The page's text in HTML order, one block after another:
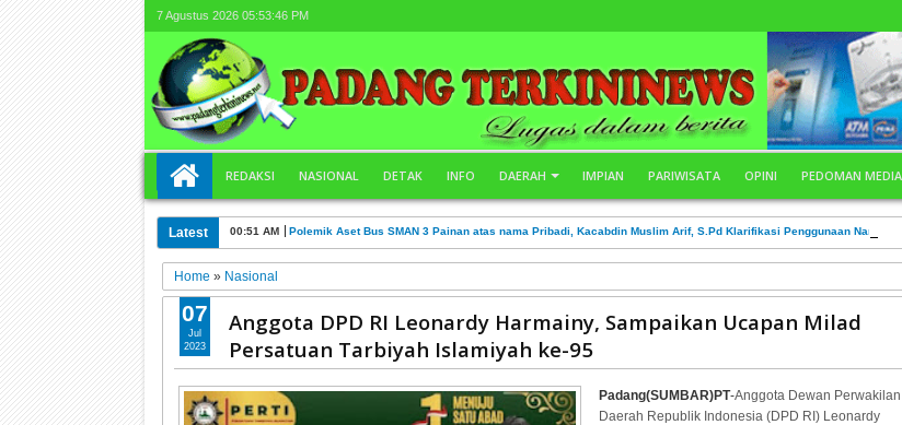
7 Agustus 2026 05:53:47 PM
REDAKSI NASIONAL DETAK INFO DAERAH IMPIAN PARIWISATA OPINI PEDOMAN
Latest 00:51 AM Polemik Aset Bus SMAN 3 Painan atas nama Pribadi, Kacabdin Muslim Arif, S.Pd Klarifikasi Penggunaan Nama
Home » Nasional
Anggota DPD RI Leonardy Harmainy, Sampaikan Ucapan Milad
Persatuan Tarbiyah Islamiyah ke-95
Padang(SUMBAR)PT-Anggota Dewan Perwakilan
Daerah Republik Indonesia (DPD RI) Leonardy
07
Jul
2023